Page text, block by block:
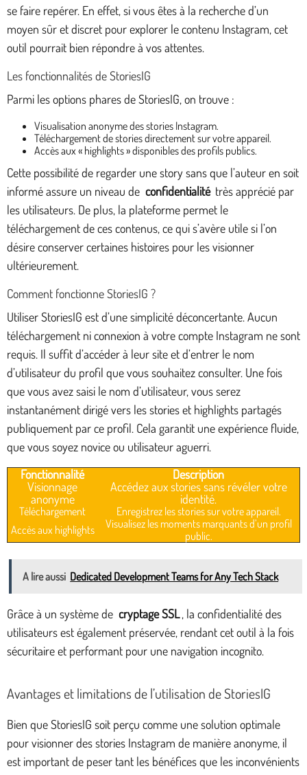
se faire repérer. En effet, si vous êtes à la recherche d’un
moyen sûr et discret pour explorer le contenu Instagram, cet
outil pourrait bien répondre à vos attentes.
Les fonctionnalités de StoriesIG
Parmi les options phares de StoriesIG, on trouve :
Visualisation anonyme des stories Instagram.
Téléchargement de stories directement sur votre appareil.
Accès aux « highlights » disponibles des profils publics.
Cette possibilité de regarder une story sans que l’auteur en soit
informé assure un niveau de confidentialité très apprécié par
les utilisateurs. De plus, la plateforme permet le
téléchargement de ces contenus, ce qui s’avère utile si l’on
désire conserver certaines histoires pour les visionner
ultérieurement.
Comment fonctionne StoriesIG ?
Utiliser StoriesIG est d’une simplicité déconcertante. Aucun
téléchargement ni connexion à votre compte Instagram ne sont
requis. Il suffit d’accéder à leur site et d’entrer le nom
d’utilisateur du profil que vous souhaitez consulter. Une fois
que vous avez saisi le nom d’utilisateur, vous serez
instantanément dirigé vers les stories et highlights partagés
publiquement par ce profil. Cela garantit une expérience fluide,
que vous soyez novice ou utilisateur aguerri.
Fonctionnalité
Description
Visionnage
anonyme
Accédez aux stories sans révéler votre
identité.
Téléchargement
Enregistrez les stories sur votre appareil.
Accès aux highlights
Visualisez les moments marquants d’un profil
public.
A lire aussi Dedicated Development Teams for Any Tech Stack
Grâce à un système de cryptage SSL , la confidentialité des
utilisateurs est également préservée, rendant cet outil à la fois
sécuritaire et performant pour une navigation incognito.
Avantages et limitations de l’utilisation de StoriesIG
Bien que StoriesIG soit perçu comme une solution optimale
pour visionner des stories Instagram de manière anonyme, il
est important de peser tant les bénéfices que les inconvénients